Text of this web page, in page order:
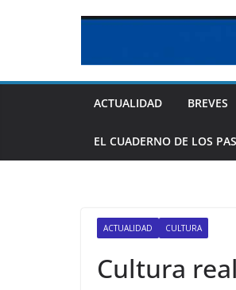
ACTUALIDAD BREVES
EL CUADERNO DE LOS
ACTUALIDAD CULTURA
Cultura